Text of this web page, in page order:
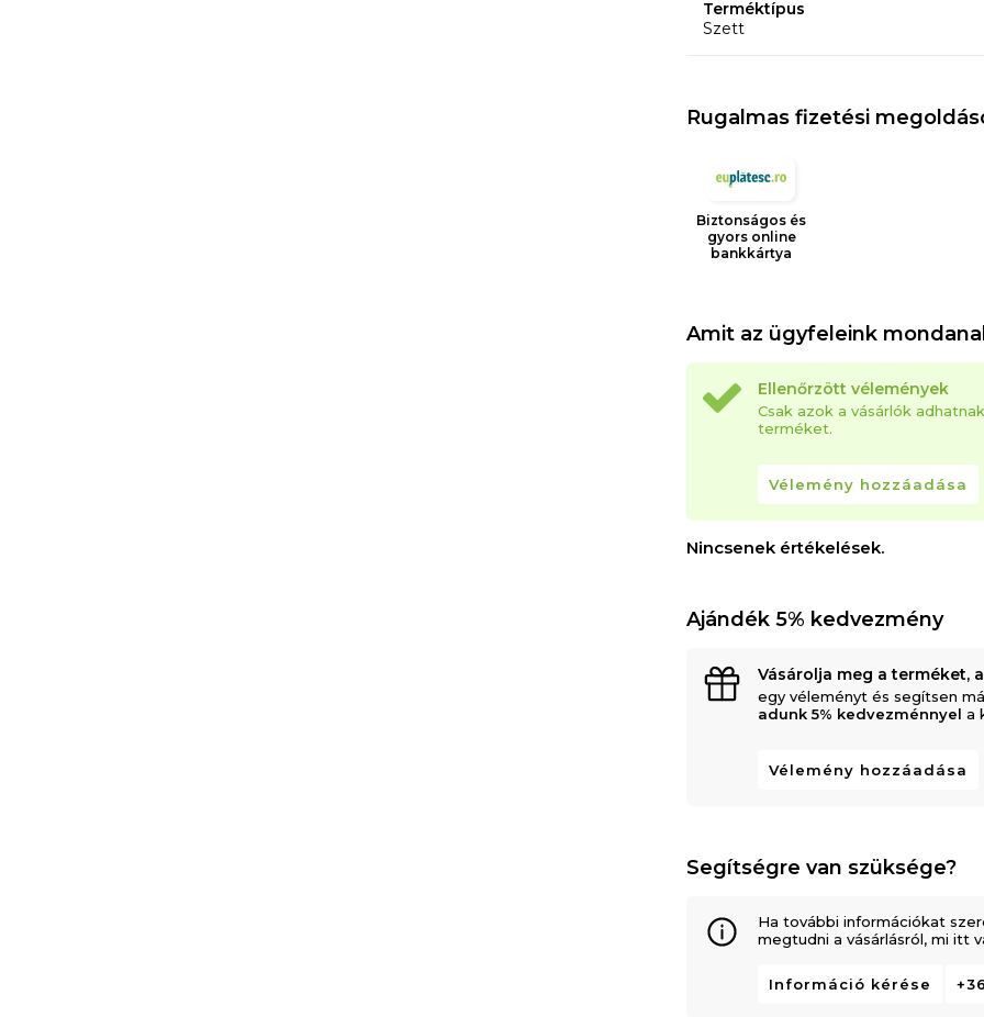
Terméktípus
Szett
Rugalmas fizetési
Biztonságos és
gyors online
bankkártya
Amit az ügyfeleink
Ellenőrzött vélemények
Csak azok a vásárlók
terméket.
Vélemény hozzáadása
Nincsenek értékelések.
Ajándék 5% kedvezmény
Vásárolja meg a terméket,
egy véleményt és segítsen
adunk 5% kedvezménnyel a
Vélemény hozzáadása
Segítségre van szüksége?
Ha további információkat
megtudni a vásárlásról, mi itt
Információ kérése